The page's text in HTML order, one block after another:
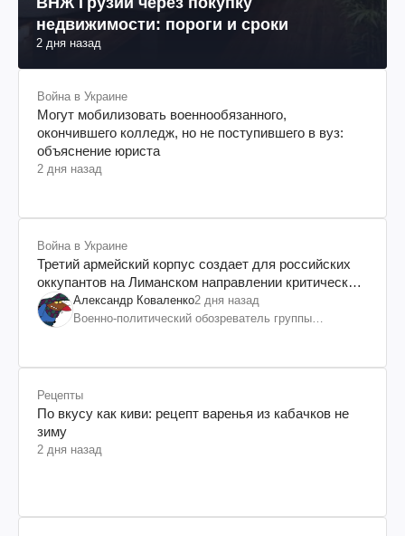
недвижимости: пороги и сроки
2 дня назад
Война в Украине
Могут мобилизовать военнообязанного,
окончившего колледж, но не поступившего в вуз:
объяснение юриста
2 дня назад
Война в Украине
Третий армейский корпус создает для российских
оккупантов на Лиманском направлении критический
дискомфорт: как это удалось
Александр Коваленко2 дня назад
Военно-политический обозреватель группы
Рецепты
По вкусу как киви: рецепт варенья из кабачков не
зиму
2 дня назад